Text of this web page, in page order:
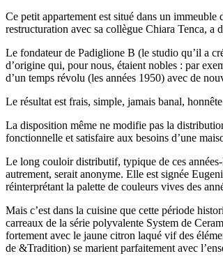
Ce petit appartement est situé dans un
restructuration avec sa collègue Chiara Tenca, a
Le fondateur de Padiglione B (le studio qu’il a
d’origine qui, pour nous, étaient nobles : par
d’un temps révolu (les années 1950) avec de
Le résultat est frais, simple, jamais banal,
La disposition même ne modifie pas la
fonctionnelle et satisfaire aux besoins d’une
Le long couloir distributif, typique de ces
autrement, serait anonyme. Elle est signée
réinterprétant la palette de couleurs vives des
Mais c’est dans la cuisine que cette période
carreaux de la série polyvalente System de
fortement avec le jaune citron laqué vif des
de &Tradition) se marient parfaitement avec